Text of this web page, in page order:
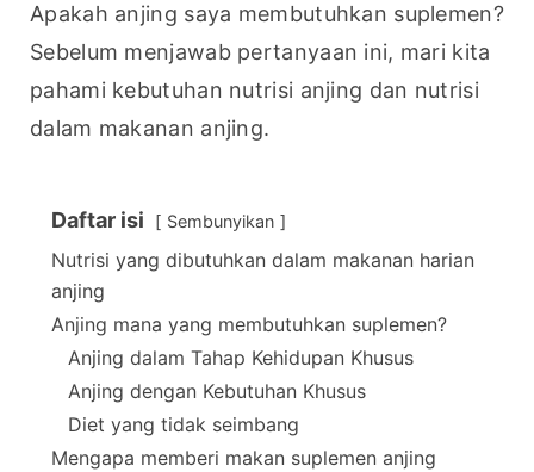
Apakah anjing saya membutuhkan suplemen?
Sebelum menjawab pertanyaan ini, mari kita
pahami kebutuhan nutrisi anjing dan nutrisi
dalam makanan anjing.
Daftar isi Sembunyikan
Nutrisi yang dibutuhkan dalam makanan harian
anjing
Anjing mana yang membutuhkan suplemen?
Anjing dalam Tahap Kehidupan Khusus
Anjing dengan Kebutuhan Khusus
Diet yang tidak seimbang
Mengapa memberi makan suplemen anjing